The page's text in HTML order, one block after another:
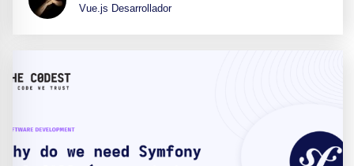
Vue.js Desarrollador